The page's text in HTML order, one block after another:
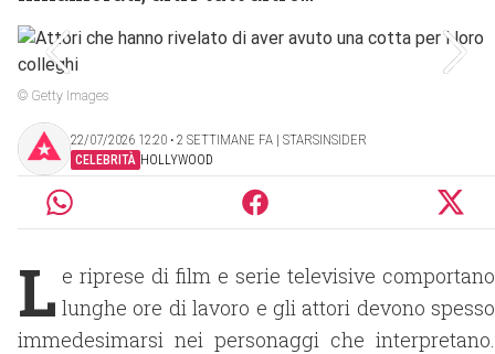
© Getty Images
22/07/2026 12:20 ‧ 2 SETTIMANE FA | STARSINSIDER
CELEBRITÀ HOLLYWOOD
L e riprese di film e serie televisive comportano
lunghe ore di lavoro e gli attori devono spesso
immedesimarsi nei personaggi che interpretano.